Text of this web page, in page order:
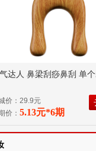
达人 鼻梁刮痧鼻刮 单
价：29.9元
价： 5.13元*6期